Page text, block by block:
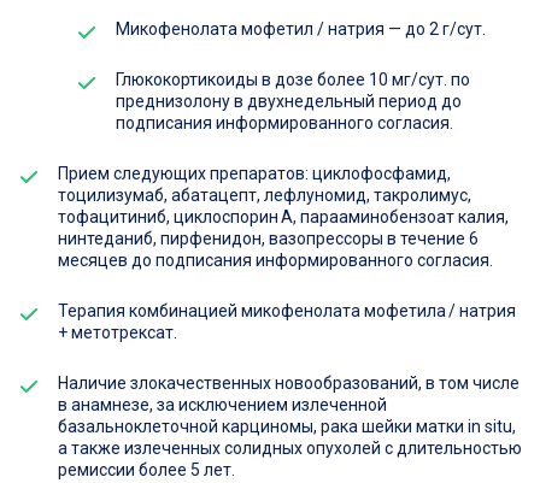
Микофенолата мофетил / натрия — до 2 г/сут.
Глюкокортикоиды в дозе более 10 мг/сут. по
преднизолону в двухнедельный период до
подписания информированного согласия.
Прием следующих препаратов: циклофосфамид,
тоцилизумаб, абатацепт, лефлуномид, такролимус,
тофацитиниб, циклоспорин A, парааминобензоат калия,
нинтеданиб, пирфенидон, вазопрессоры в течение 6
месяцев до подписания информированного согласия.
Терапия комбинацией микофенолата мофетила / натрия
+ метотрексат.
Наличие злокачественных новообразований, в том числе
в анамнезе, за исключением излеченной
базальноклеточной карциномы, рака шейки матки in situ,
а также излеченных солидных опухолей с длительностью
ремиссии более 5 лет.